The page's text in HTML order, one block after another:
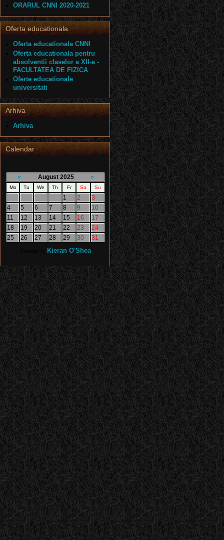
ORARUL CNNI 2020-2021
Oferta educationala
Oferta educationala CNNI
Oferta educationala pentru
absolventii claselor a XII-a -
FACULTATEA DE FIZICA
Oferte educationale
universitati
Arhiva
Arhiva
Calendar
« August 2025 »
Mo Tu We Th Fr Sa Su
1 2
3
4
5 6 7 8 9
10
11
12 13 14 15 16
17
18
19 20 21 22 23
24
25
26 27 28 29 30 31
Kieran O'Shea